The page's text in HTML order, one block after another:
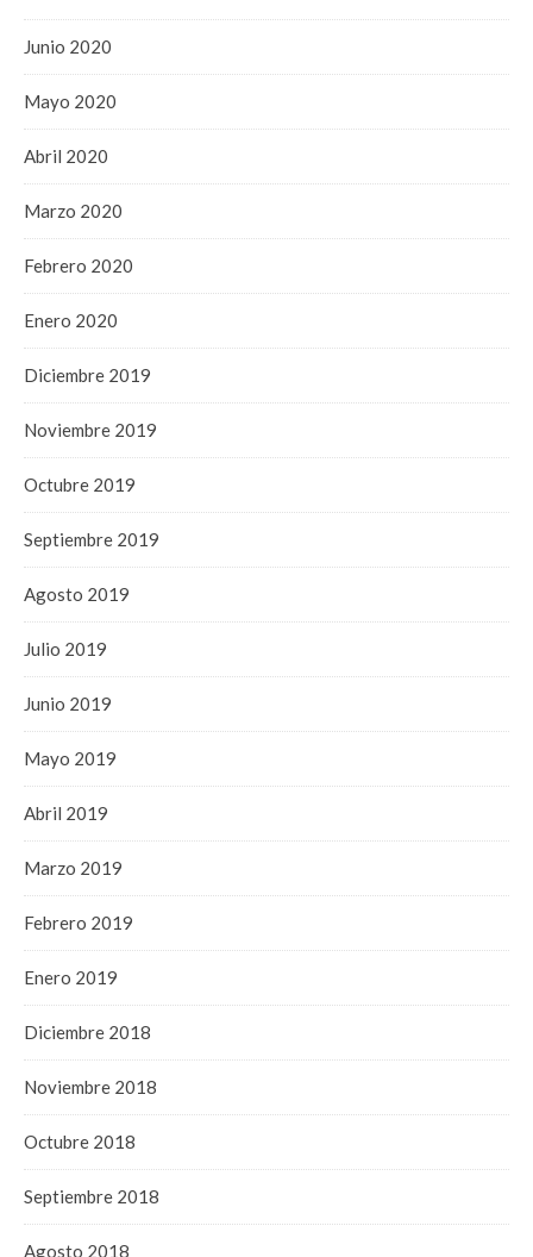
Junio 2020
Mayo 2020
Abril 2020
Marzo 2020
Febrero 2020
Enero 2020
Diciembre 2019
Noviembre 2019
Octubre 2019
Septiembre 2019
Agosto 2019
Julio 2019
Junio 2019
Mayo 2019
Abril 2019
Marzo 2019
Febrero 2019
Enero 2019
Diciembre 2018
Noviembre 2018
Octubre 2018
Septiembre 2018
Agosto 2018